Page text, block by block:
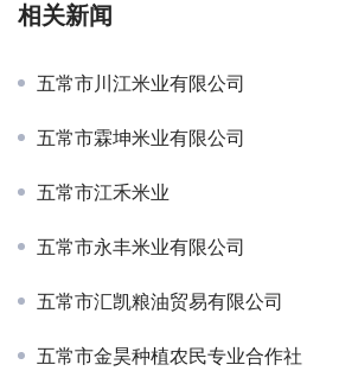
相关新闻
五常市川江米业有限公司
五常市霖坤米业有限公司
五常市江禾米业
五常市永丰米业有限公司
五常市汇凯粮油贸易有限公司
五常市金昊种植农民专业合作社